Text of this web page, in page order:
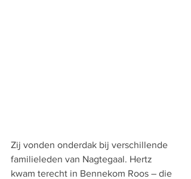
Zij vonden onderdak bij verschillende
familieleden van Nagtegaal. Hertz
kwam terecht in Bennekom Roos – die